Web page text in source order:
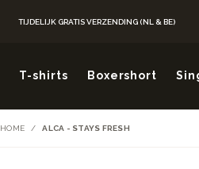
TIJDELIJK GRATIS VERZENDING (NL & BE)
T-shirts Boxershort
HOME / ALCA - STAYS FRESH